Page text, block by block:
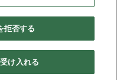
拒否する
け入れる